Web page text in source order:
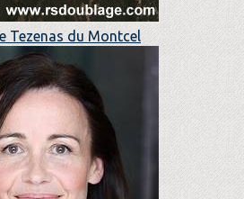
Tezenas du Montcel